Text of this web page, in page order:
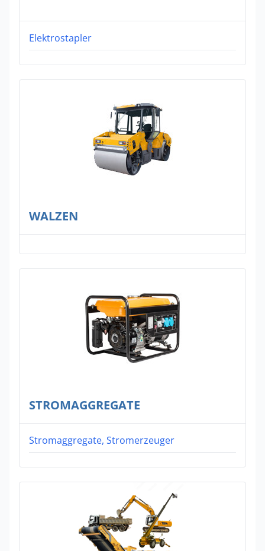
Elektrostapler
WALZEN
STROMAGGREGATE
Stromaggregate, Stromerzeuger